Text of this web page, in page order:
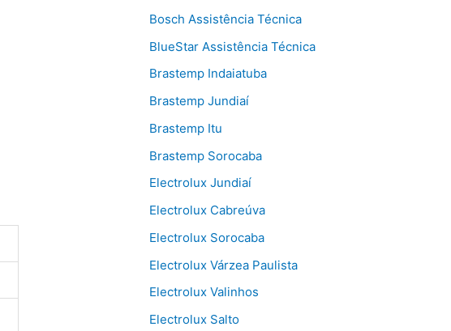
Bosch Assistência Técnica
BlueStar Assistência Técnica
Brastemp Indaiatuba
Brastemp Jundiaí
Brastemp Itu
Brastemp Sorocaba
Electrolux Jundiaí
Electrolux Cabreúva
Electrolux Sorocaba
Electrolux Várzea Paulista
Electrolux Valinhos
Electrolux Salto